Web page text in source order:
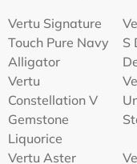
Vertu Signature
Touch Pure Navy
Alligator
S
Vertu
Constellation V
Gemstone
Liquorice
Vertu Aster